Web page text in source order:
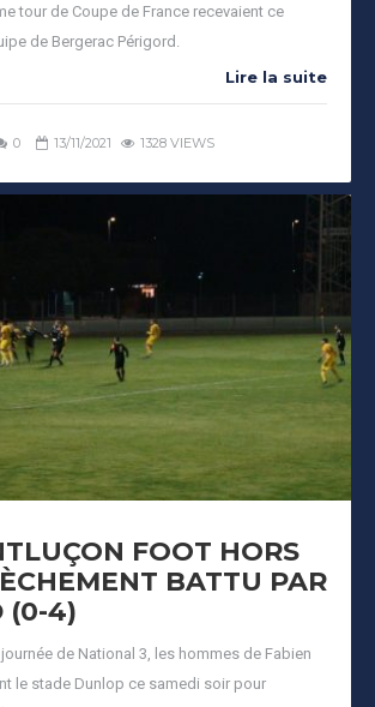
tour de Coupe de France recevaient ce
de Bergerac Périgord.
Lire la suite
0 13/11/2021 1328 VIEWS
FOOT HORS
BATTU PAR
(0-4)
de National 3, les hommes de Fabien
le stade Dunlop ce samedi soir pour